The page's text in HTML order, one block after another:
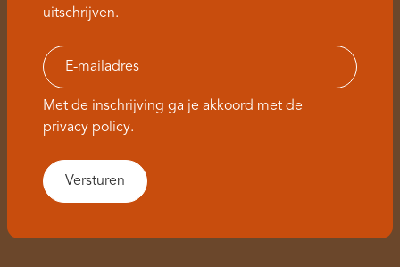
uitschrijven.
Met de inschrijving ga je akkoord met de
privacy policy.